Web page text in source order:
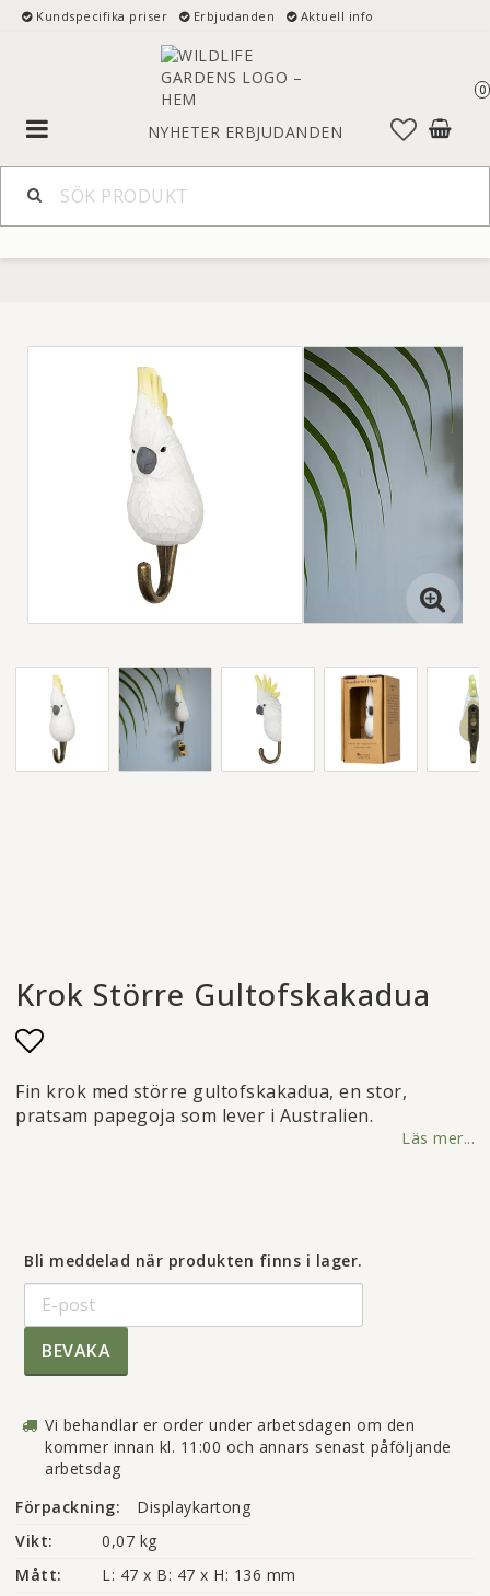
Kundspecifika priser Erbjudanden Aktuell info
NYHETER ERBJUDANDEN
0
Toggle
navigation
Krok Större Gultofskakadua
Lägg till i favoritlistan
Fin krok med större gultofskakadua, en stor,
pratsam papegoja som lever i Australien.
Läs mer...
Bli meddelad när produkten finns i lager.
BEVAKA
Vi behandlar er order under arbetsdagen om den
kommer innan kl. 11:00 och annars senast påföljande
arbetsdag
Förpackning:
Displaykartong
Vikt:
0,07 kg
Mått:
L: 47 x B: 47 x H: 136 mm